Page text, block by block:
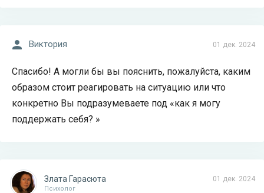
01 дек. 2024
Виктория
Спасибо! А могли бы вы пояснить, пожалуйста, каким
образом стоит реагировать на ситуацию или что
конкретно Вы подразумеваете под «как я могу
поддержать себя? »
01 дек. 2024
Злата Гарасюта
Психолог